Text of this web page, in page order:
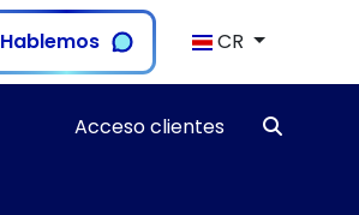
Hablemos CR
Acceso clientes